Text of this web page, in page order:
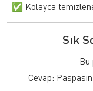
✅ Kolayca
Sık
Bu
Cevap: